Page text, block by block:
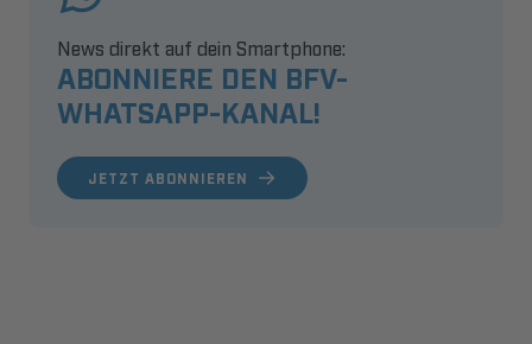
ABONNIERE DEN BFV-
WHATSAPP-KANAL!
News direkt auf dein Smartphone:
JETZT ABONNIEREN